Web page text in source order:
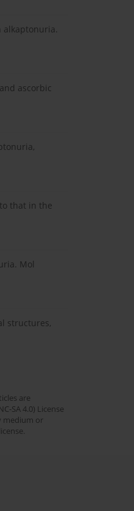
alkaptonuria.
ascorbic
that in the
Mol
structures,
are
SA 4.0) License
medium or